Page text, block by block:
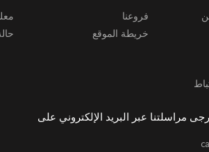
فروعنا
خريطة الموقع
مراسلتنا عبر البريد الإلكتروني على